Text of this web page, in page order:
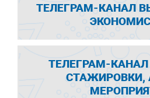
ТЕЛЕГРАМ-КАНАЛ
ТЕЛЕГРАМ-
СТАЖИРОВКИ,